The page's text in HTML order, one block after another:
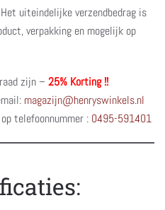
uiteindelijke verzendbedrag is
verpakking en mogelijk op
zijn – 25% Korting !!
magazijn@henryswinkels.nl
telefoonnummer : 0495-591401